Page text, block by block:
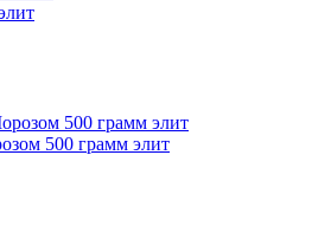
500 грамм элит